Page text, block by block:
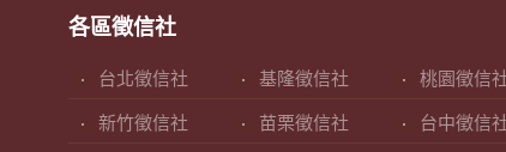
各區徵信社
台北徵信社 基隆徵信社 桃園徵信
新竹徵信社 苗栗徵信社 台中徵信